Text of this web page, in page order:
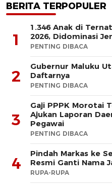
BERITA TERPOPULER
1
1.346 Anak di
2026, Didominasi
PENTING DIBACA
2
Gubernur Maluku
Daftarnya
PENTING DIBACA
3
Gaji PPPK Morotai
Ajukan Laporan
Pegawai
PENTING DIBACA
4
Pindah Markas ke
Resmi Ganti Nama
RUPA-RUPA